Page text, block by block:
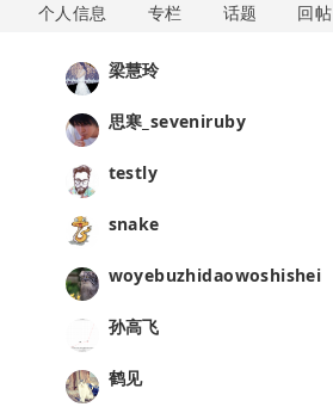
个人信息 专栏 话题 回帖
梁慧玲
思寒_seveniruby
testly
snake
woyebuzhidaowoshishei
孙高飞
鹤见